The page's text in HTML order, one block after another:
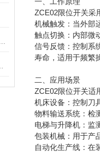
ZCE02限位开关采
机械触发：当外部
触点切换：内部微
信号反馈：控制系
寿命，适用于频繁
二、应用场景
ZCE02限位开关适
机床设备：控制刀
物料输送系统：检
电梯与升降机：监
包装机械：用于产
自动化生产线：在